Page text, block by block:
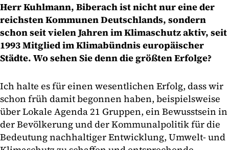
Herr Kuhlmann, Biberach ist nicht nur eine der
reichsten Kommunen Deutschlands, sondern
schon seit vielen Jahren im Klimaschutz aktiv, seit
1993 Mitglied im Klimabündnis europäischer
Städte. Wo sehen Sie denn die größten Erfolge?
Ich halte es für einen wesentlichen Erfolg, dass wir
schon früh damit begonnen haben, beispielsweise
über Lokale Agenda 21 Gruppen, ein Bewusstsein in
der Bevölkerung und der Kommunalpolitik für die
Bedeutung nachhaltiger Entwicklung, Umwelt- und